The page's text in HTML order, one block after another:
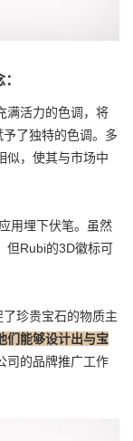
满活力的色调，将
了独特的色调。多
似，使其与市场中
用埋下伏笔。虽然
但Rubi的3D徽标可
珍贵宝石的物质主
们能够设计出与宝
司的品牌推广工作